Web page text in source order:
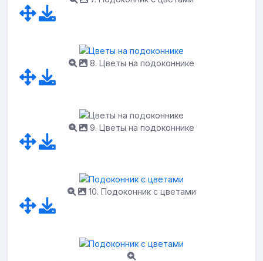
8. Цветы на подоконнике
9. Цветы на подоконнике
10. Подоконник с цветами